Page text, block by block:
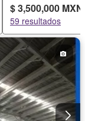
$ 3,500,000 MXN
59 resultados